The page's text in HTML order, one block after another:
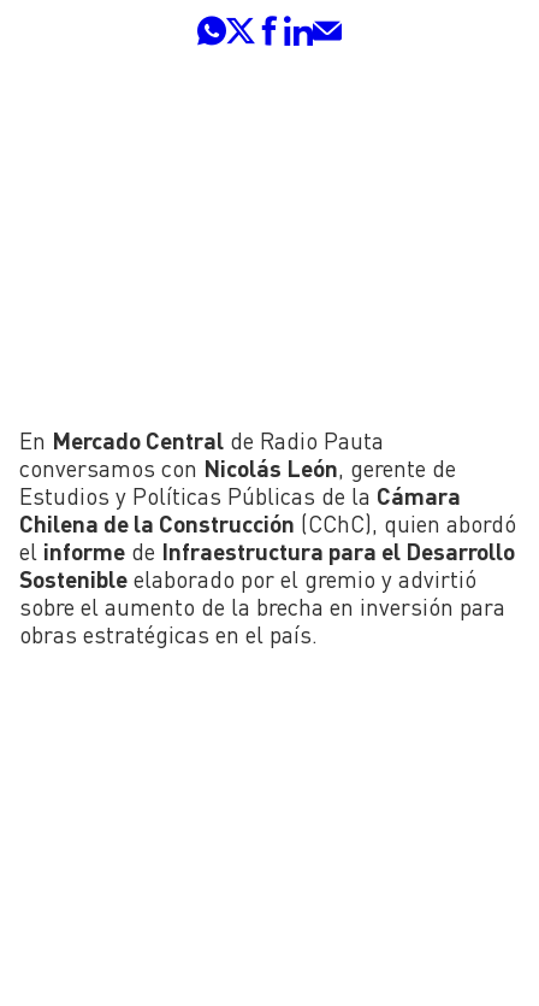
En Mercado Central de Radio Pauta
conversamos con Nicolás León , gerente de
Estudios y Políticas Públicas de la Cámara
Chilena de la Construcción (CChC), quien abordó
el informe de Infraestructura para el Desarrollo
Sostenible elaborado por el gremio y advirtió
sobre el aumento de la brecha en inversión para
obras estratégicas en el país.